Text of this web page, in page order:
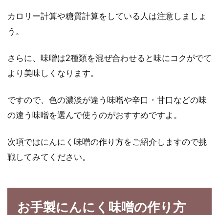
カロリー計算や糖質計算をしている人は注意しましょ
う。
さらに、味噌は2種類を混ぜ合わせると味にコクがでて
より美味しくなります。
ですので、色の濃淡が違う味噌や辛口・甘口などの味
の違う味噌を選んで使うのがおすすめですよ。
次項ではにんにく味噌の作り方をご紹介しますので挑
戦してみてください。
お手製にんにく味噌の作り方